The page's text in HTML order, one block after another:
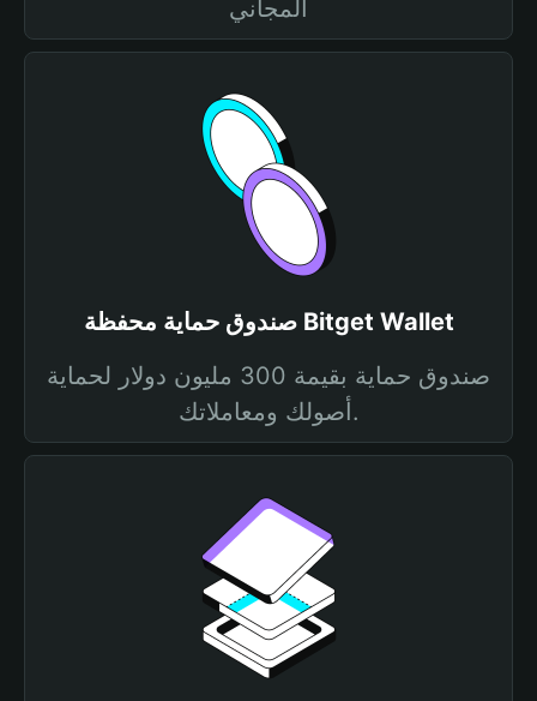
المجاني
صندوق حماية محفظة Bitget Wallet
صندوق حماية بقيمة 300 مليون دولار لحماية
أصولك ومعاملاتك.